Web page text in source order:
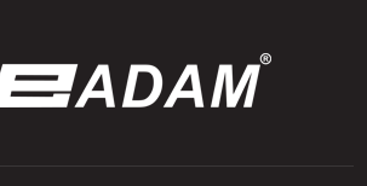
于最佳工作状态。三、精准度测试结果经过
多次测试，艾德姆计数秤的精准度表现优
异。在标准砝码测试下，其称重...